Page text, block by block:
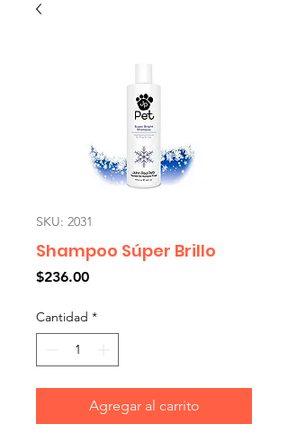
SKU: 2031
Shampoo Súper Brillo
$236.00Precio
Cantidad *
Agregar al carrito